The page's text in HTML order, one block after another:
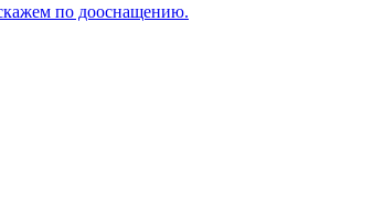
по дооснащению.